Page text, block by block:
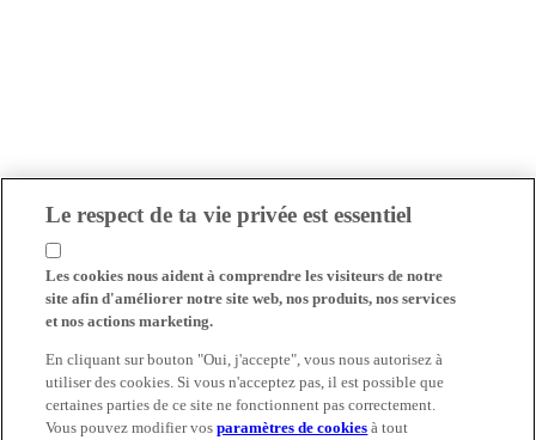
Le respect de ta vie privée est essentiel
Les cookies nous aident à comprendre les visiteurs de notre
site afin d'améliorer notre site web, nos produits, nos services
et nos actions marketing.
En cliquant sur bouton "Oui, j'accepte", vous nous autorisez à
utiliser des cookies. Si vous n'acceptez pas, il est possible que
certaines parties de ce site ne fonctionnent pas correctement.
Vous pouvez modifier vosparamètres de cookies à tout